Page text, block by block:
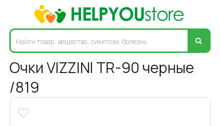
Очки VIZZINI TR-90 черные
/819